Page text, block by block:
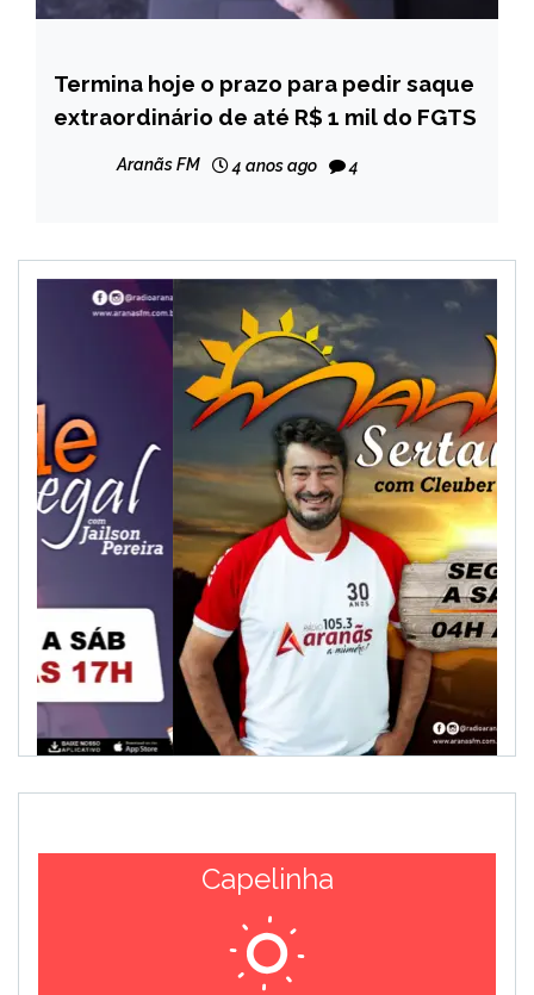
BRASIL
NOTÍCIAS
Termina hoje o prazo para pedir saque
extraordinário de até R$ 1 mil do FGTS
Aranãs FM 4 anos ago 4
Capelinha